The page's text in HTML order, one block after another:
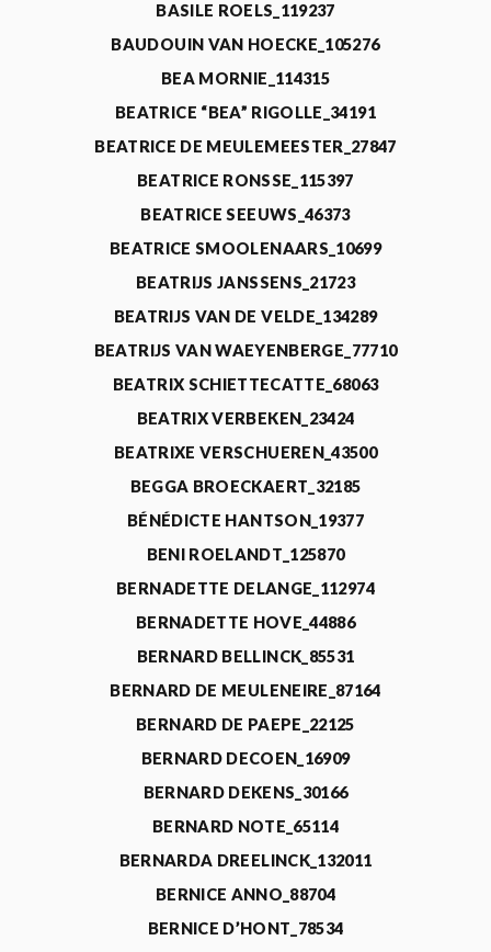
BASILE ROELS_119237
BAUDOUIN VAN HOECKE_105276
BEA MORNIE_114315
BEATRICE “BEA” RIGOLLE_34191
BEATRICE DE MEULEMEESTER_27847
BEATRICE RONSSE_115397
BEATRICE SEEUWS_46373
BEATRICE SMOOLENAARS_10699
BEATRIJS JANSSENS_21723
BEATRIJS VAN DE VELDE_134289
BEATRIJS VAN WAEYENBERGE_77710
BEATRIX SCHIETTECATTE_68063
BEATRIX VERBEKEN_23424
BEATRIXE VERSCHUEREN_43500
BEGGA BROECKAERT_32185
BÉNÉDICTE HANTSON_19377
BENI ROELANDT_125870
BERNADETTE DELANGE_112974
BERNADETTE HOVE_44886
BERNARD BELLINCK_85531
BERNARD DE MEULENEIRE_87164
BERNARD DE PAEPE_22125
BERNARD DECOEN_16909
BERNARD DEKENS_30166
BERNARD NOTE_65114
BERNARDA DREELINCK_132011
BERNICE ANNO_88704
BERNICE D’HONT_78534